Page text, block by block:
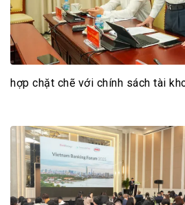
Bộ Chuẩn mực Đạo đức nghề
Đối tác
Dự thảo luật
Tư vấn – Hỏi đáp
Tra cứu văn bản
hợp chặt chẽ với chính sách tài